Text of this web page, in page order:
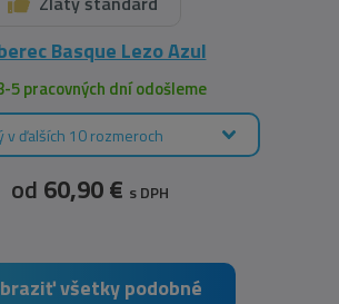
Basque Lezo Azul
5 pracovných dní odošleme
v ďalších 10 rozmeroch
od 60,90 € s DPH
všetky podobné